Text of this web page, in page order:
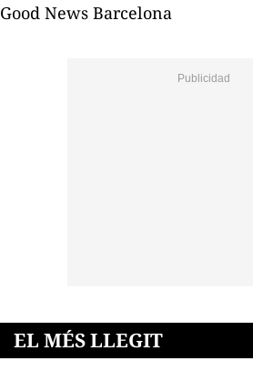
Good News Barcelona
EL MÉS LLEGIT